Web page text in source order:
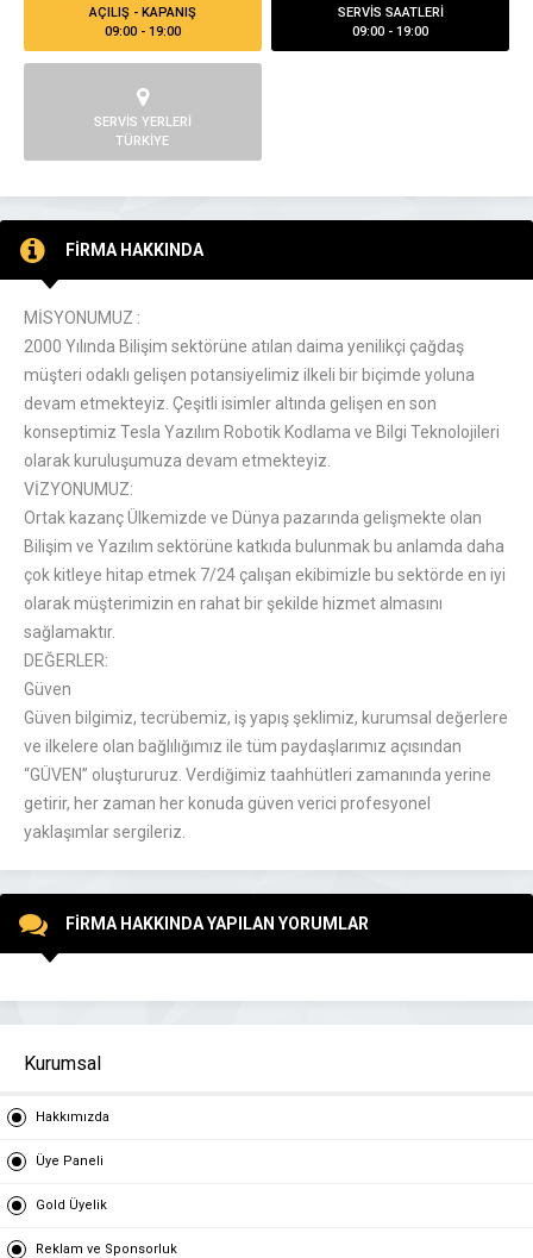
AÇILIŞ - KAPANIŞ
09:00 - 19:00
SERVİS SAATLERİ
09:00 - 19:00
SERVİS YERLERİ
TÜRKİYE
FİRMA HAKKINDA
MİSYONUMUZ :
2000 Yılında Bilişim sektörüne atılan daima yenilikçi çağdaş
müşteri odaklı gelişen potansiyelimiz ilkeli bir biçimde yoluna
devam etmekteyiz. Çeşitli isimler altında gelişen en son
konseptimiz Tesla Yazılım Robotik Kodlama ve Bilgi Teknolojileri
olarak kuruluşumuza devam etmekteyiz.
VİZYONUMUZ:
Ortak kazanç Ülkemizde ve Dünya pazarında gelişmekte olan
Bilişim ve Yazılım sektörüne katkıda bulunmak bu anlamda daha
çok kitleye hitap etmek 7/24 çalışan ekibimizle bu sektörde en iyi
olarak müşterimizin en rahat bir şekilde hizmet almasını
sağlamaktır.
DEĞERLER:
Güven
Güven bilgimiz, tecrübemiz, iş yapış şeklimiz, kurumsal değerlere
ve ilkelere olan bağlılığımız ile tüm paydaşlarımız açısından
“GÜVEN” oluştururuz. Verdiğimiz taahhütleri zamanında yerine
getirir, her zaman her konuda güven verici profesyonel
yaklaşımlar sergileriz.
FİRMA HAKKINDA YAPILAN YORUMLAR
Kurumsal
Hakkımızda
Üye Paneli
Gold Üyelik
Reklam ve Sponsorluk